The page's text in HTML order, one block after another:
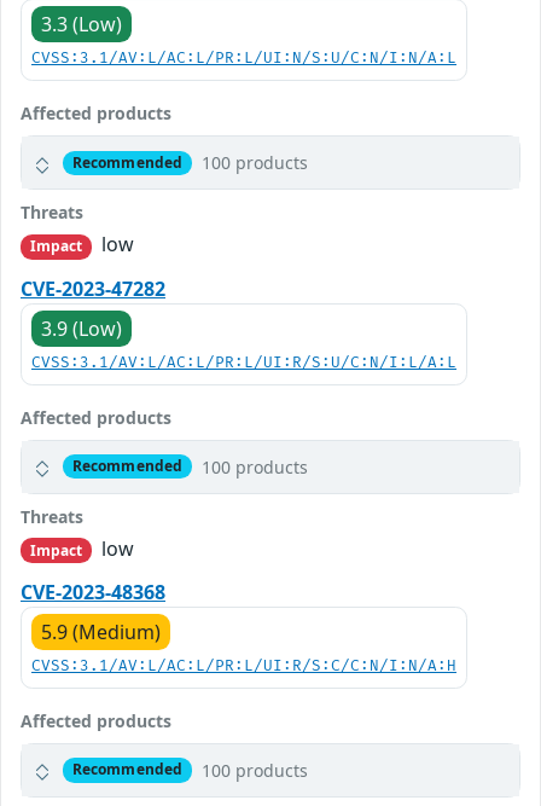
3.3 (Low)
CVSS:3.1/AV:L/AC:L/PR:L/UI:N/S:U/C:N/I:N/A:L
Affected products
Recommended 100 products
Threats
Impact
low
CVE-2023-47282
3.9 (Low)
CVSS:3.1/AV:L/AC:L/PR:L/UI:R/S:U/C:N/I:L/A:L
Affected products
Recommended 100 products
Threats
Impact
low
CVE-2023-48368
5.9 (Medium)
CVSS:3.1/AV:L/AC:L/PR:L/UI:R/S:C/C:N/I:N/A:H
Affected products
Recommended 100 products